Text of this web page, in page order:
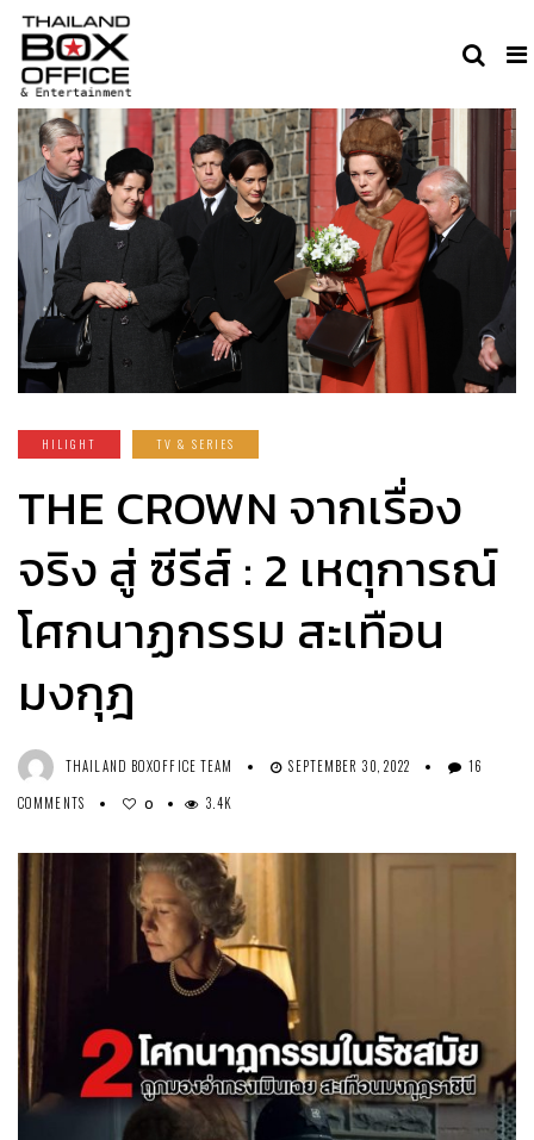
HILIGHT TV & SERIES
THE CROWN จากเรื่อง
จริง สู่ ซีรีส์ : 2 เหตุการณ์
โศกนาฏกรรม สะเทือน
มงกุฎ
THAILAND BOXOFFICE TEAM SEPTEMBER 30, 2022
16
COMMENTS
0 3.4K